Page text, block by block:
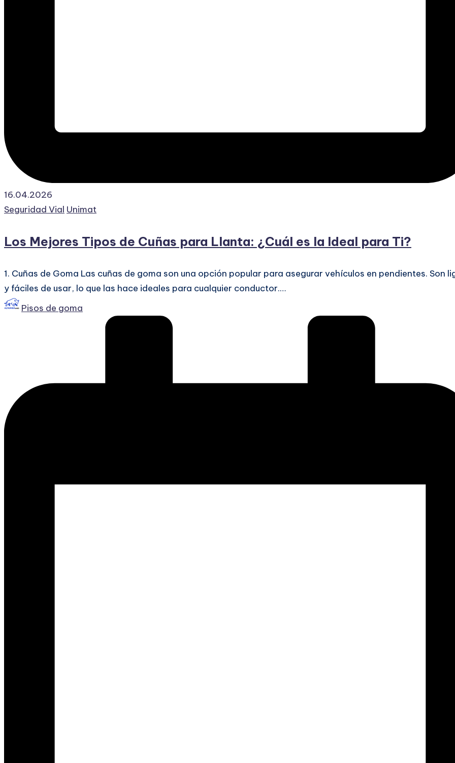
16.04.2026
Publicado
Seguridad Vial Unimat
Los Mejores Tipos de Cuñas para Llanta: ¿Cuál es la Ideal para Ti?
1. Cuñas de Goma Las cuñas de goma son una opción popular para asegurar vehículos en pendientes. Son
y fáciles de usar, lo que las hace ideales para cualquier conductor.…
PublicadoPisos de goma